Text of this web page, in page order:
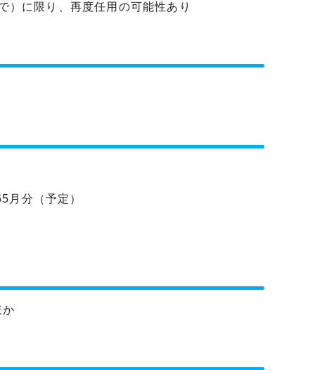
）に限り、再度任用の可能性あり
分（予定）